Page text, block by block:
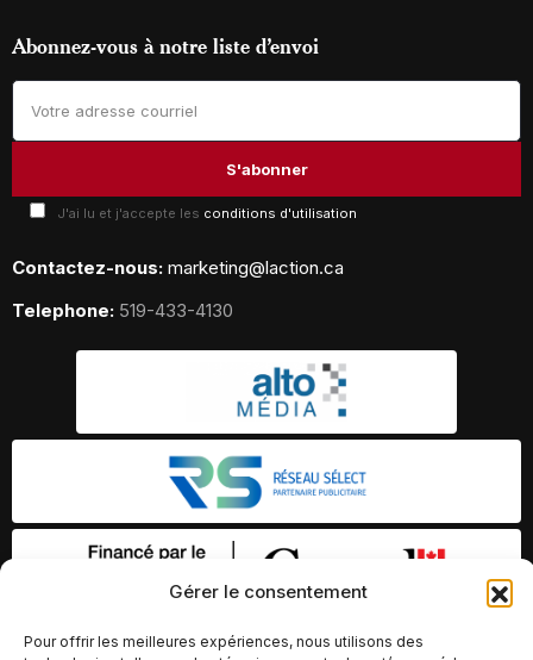
Gérer le consentement
Pour offrir les meilleures expériences, nous utilisons des
Abonnez-vous à notre liste d’envoi
J'ai lu et j'accepte les conditions d'utilisation
Contactez-nous: marketing@laction.ca
Telephone: 519-433-4130